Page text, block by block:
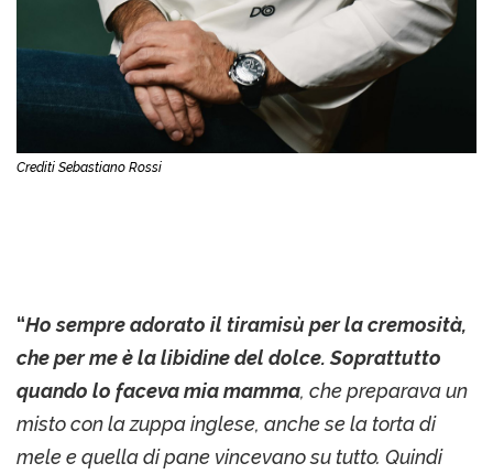
Crediti Sebastiano Rossi
“Ho sempre adorato il tiramisù per la cremosità,
che per me è la libidine del dolce. Soprattutto
quando lo faceva mia mamma, che preparava un
misto con la zuppa inglese, anche se la torta di
mele e quella di pane vincevano su tutto. Quindi